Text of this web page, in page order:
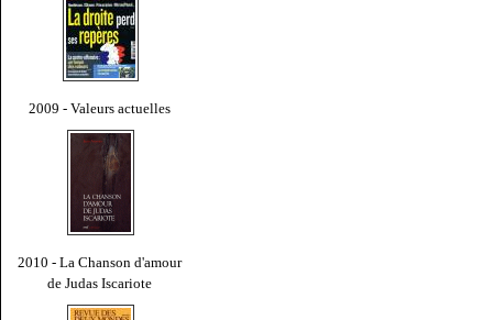
2009 - Valeurs actuelles
2010 - La Chanson d'amour
de Judas Iscariote